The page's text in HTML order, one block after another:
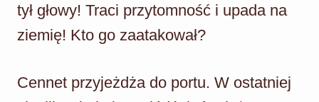
tył głowy! Traci przytomność i upada na
ziemię! Kto go zaatakował?
Cennet przyjeżdża do portu. W ostatniej